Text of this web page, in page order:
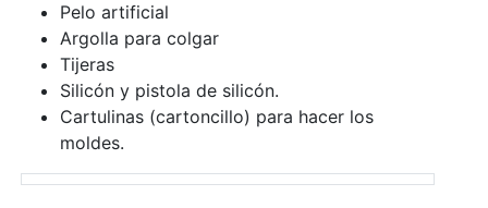
Pelo artificial
Argolla para colgar
Tijeras
Silicón y pistola de silicón.
Cartulinas (cartoncillo) para hacer los
moldes.